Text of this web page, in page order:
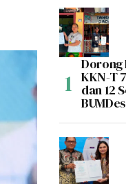
Dorong
KKN-T
dan 12